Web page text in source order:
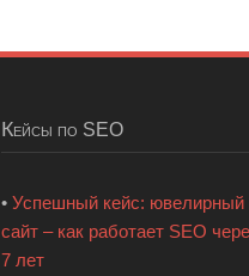
Кейсы по SEO
• Успешный кейс: ювелирный
сайт – как работает SEO
7 лет